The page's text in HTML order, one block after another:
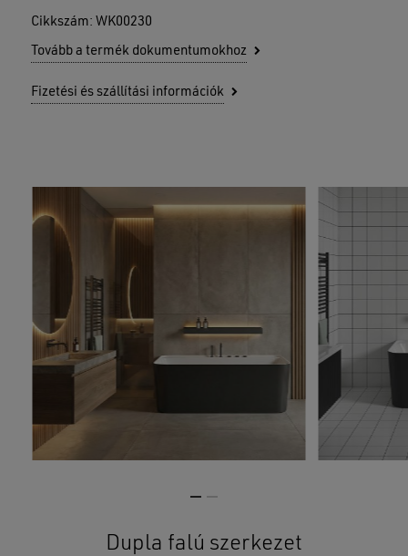
Cikkszám: WK00230
Tovább a termék dokumentumokhoz
Fizetési és szállítási információk
Dupla falú szerkezet